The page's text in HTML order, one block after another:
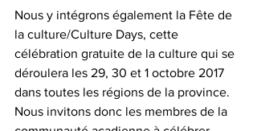
Nous y intégrons également la Fête de
la culture/Culture Days, cette
célébration gratuite de la culture qui se
déroulera les 29, 30 et 1 octobre 2017
dans toutes les régions de la province.
Nous invitons donc les membres de la